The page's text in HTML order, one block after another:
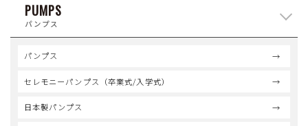
PUMPS
パンプス
パンプス
セレモニーパンプス（卒業式/入学式）
日本製パンプス